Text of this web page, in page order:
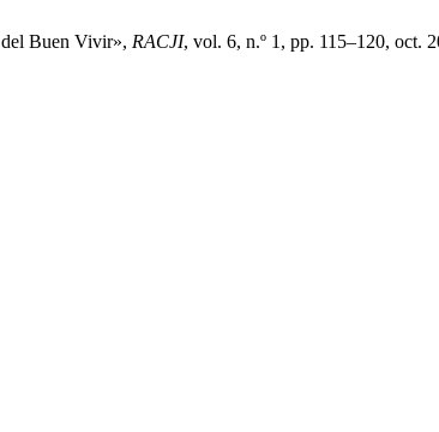
Buen Vivir», RACJI, vol. 6, n.º 1, pp. 115–120, oct.